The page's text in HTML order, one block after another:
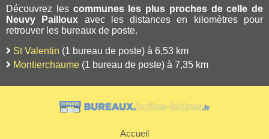
Découvrez les communes les plus proches de celle de
Neuvy Pailloux avec les distances en kilomètres pour
retrouver les bureaux de poste.
St Valentin (1 bureau de poste) à 6,53 km
Montierchaume (1 bureau de poste) à 7,35 km
Accueil